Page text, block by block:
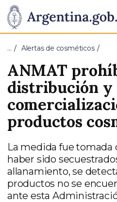
Presidencia
de
Nación
Pasar al contenido principal
… Alertas de cosméticos
ANMAT
distribución y
productos
La medida fue tomada
haber sido
allanamiento, se
productos no se
ante esta